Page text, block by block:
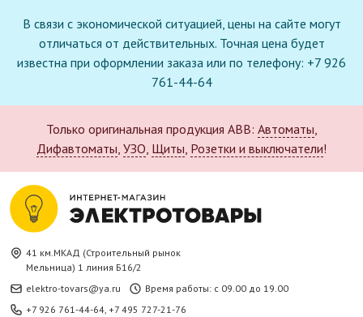
В связи с экономической ситуацией, цены на сайте могут
отличаться от действительных. Точная цена будет
известна при оформлении заказа или по телефону: +7 926
761-44-64
Только оригинальная продукция ABB: Автоматы,
Дифавтоматы, УЗО, Щиты, Розетки и выключатели!
41 км.МКАД (Строительный рынок
Мельница) 1 линия Б16/2
elektro-tovars@ya.ru
Время работы: с 09.00 до 19.00
+7 926 761-44-64, +7 495 727-21-76